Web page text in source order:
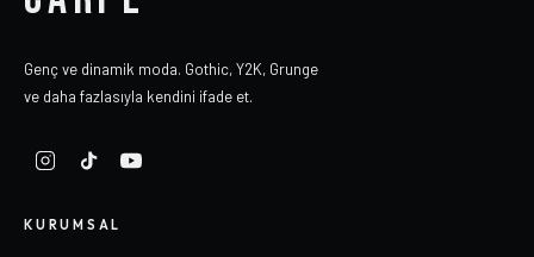
Genç ve dinamik moda. Gothic, Y2K, Grunge
ve daha fazlasıyla kendini ifade et.
KURUMSAL